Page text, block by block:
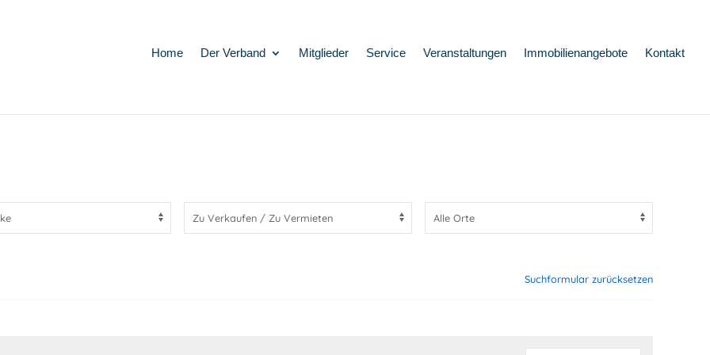
Home Der Verband Mitglieder Service Veranstaltungen Immobilienangebote Kontakt
Suchformular zurücksetzen